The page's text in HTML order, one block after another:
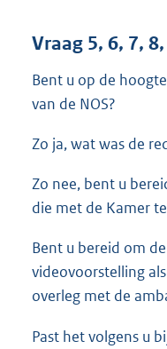
Vraag 5, 6, 7,
Bent u op de
van de NOS?
Zo ja, wat was de
Zo nee, bent u
die met de Kamer
Bent u bereid om
videovoorstelling
overleg met de
Past het volgens u